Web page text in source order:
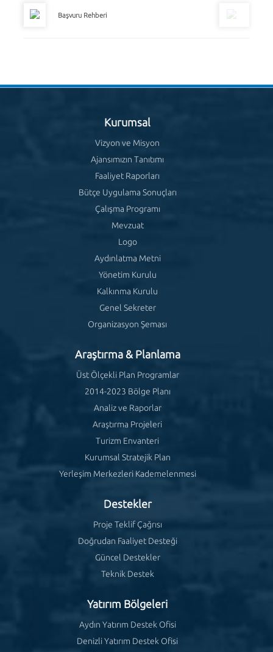
Başvuru Rehberi
Kurumsal
Vizyon ve Misyon
Ajansımızın Tanıtımı
Faaliyet Raporları
Bütçe Uygulama Sonuçları
Çalışma Programı
Mevzuat
Logo
Aydınlatma Metni
Yönetim Kurulu
Kalkınma Kurulu
Genel Sekreter
Organizasyon Şeması
Araştırma & Planlama
Üst Ölçekli Plan Programlar
2014-2023 Bölge Planı
Analiz ve Raporlar
Araştırma Projeleri
Turizm Envanteri
Kurumsal Stratejik Plan
Yerleşim Merkezleri Kademelenmesi
Destekler
Proje Teklif Çağrısı
Doğrudan Faaliyet Desteği
Güncel Destekler
Teknik Destek
Yatırım Bölgeleri
Aydın Yatırım Destek Ofisi
Denizli Yatırım Destek Ofisi